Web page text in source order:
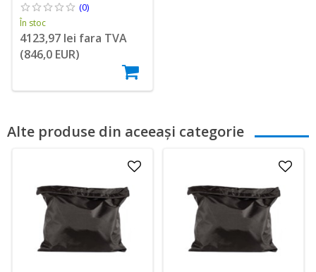
(0)
În stoc
4123,97 lei fara TVA
(846,0 EUR)
Alte produse din aceeași categorie